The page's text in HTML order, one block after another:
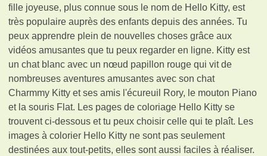
fille joyeuse, plus connue sous le nom de Hello Kitty, est
très populaire auprès des enfants depuis des années. Tu
peux apprendre plein de nouvelles choses grâce aux
vidéos amusantes que tu peux regarder en ligne. Kitty est
un chat blanc avec un nœud papillon rouge qui vit de
nombreuses aventures amusantes avec son chat
Charmmy Kitty et ses amis l'écureuil Rory, le mouton Piano
et la souris Flat. Les pages de coloriage Hello Kitty se
trouvent ci-dessous et tu peux choisir celle qui te plaît. Les
images à colorier Hello Kitty ne sont pas seulement
destinées aux tout-petits, elles sont aussi faciles à réaliser.